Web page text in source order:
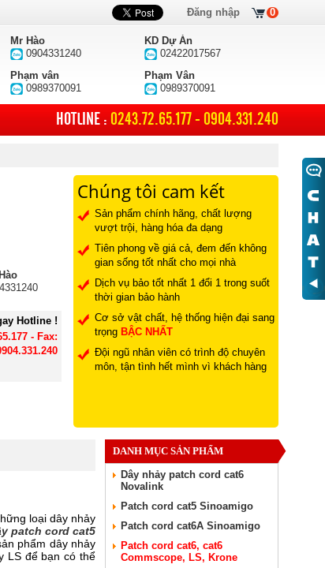
Mr Hào
0904331240
KD Dự Án
02422017567
Phạm vân
0989370091
Phạm Vân
0989370091
HOTLINE : 0243.72.65.177 - 0904.331.240
Hotline !
- Fax:
Chúng tôi cam kết
Sản phẩm chính hãng, chất lượng
vượt trội, hàng hóa đa dạng
Tiên phong về giá cả, đem đến không
gian sống tốt nhất cho mọi nhà
Dịch vụ bảo tốt nhất 1 đổi 1 trong suốt
thời gian bảo hành
Cơ sở vật chất, hệ thống hiện đại sang
trọng BẬC NHẤT
Đội ngũ nhân viên có trình độ chuyên
môn, tận tình hết mình vì khách hàng
loại dây nhảy
patch cord cat5
phẩm dây nhảy
LS để bạn có thể
DANH MỤC SẢN PHẨM
Dây nhảy patch cord cat6
Novalink
Patch cord cat5 Sinoamigo
Patch cord cat6A Sinoamigo
Patch cord cat6, cat6
Commscope, LS, Krone
0
Đăng nhập